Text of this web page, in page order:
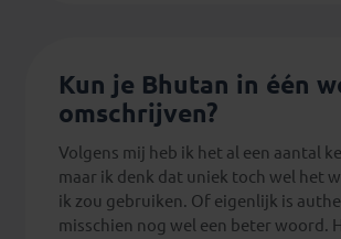
Kun je Bhutan in één
omschrijven?
Volgens mij heb ik het al een aantal
maar ik denk dat uniek toch wel het
ik zou gebruiken. Of eigenlijk is
misschien nog wel een beter woord.